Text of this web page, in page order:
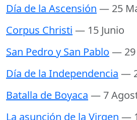
Día de la Ascensión — 25
Corpus Christi — 15 Junio
San Pedro y San Pablo — 29
Día de la Independencia —
Batalla de Boyaca — 7
La asunción de la Virgen —